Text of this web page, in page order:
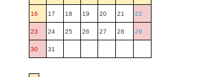
16 17 18 19 20 21 22
23 24 25 26 27 28 29
30 31